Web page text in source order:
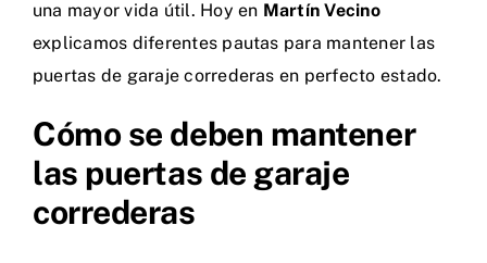
una mayor vida útil. Hoy en Martín Vecino
explicamos diferentes pautas para mantener las
puertas de garaje correderas en perfecto estado.
Cómo se deben mantener
las puertas de garaje
correderas